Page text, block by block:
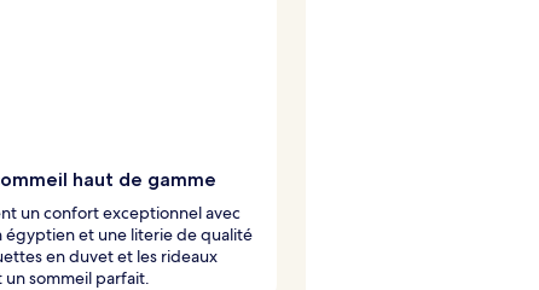
haut de gamme
un confort exceptionnel avec
égyptien et une literie de qualité
en duvet et les rideaux
un sommeil parfait.